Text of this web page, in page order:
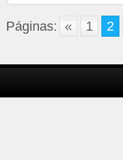
Páginas: « 1 2